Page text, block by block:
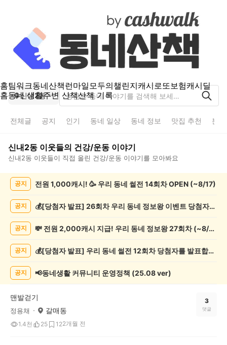
홈팀워크동네산책런마일모두의챌린지캐시로또보험캐시딜
홈동네 생활주변 산책산책 기록
신내2동
전체글 공지 인기 동네 일상 동네 정보 맛집 추천 분
신내2동 이웃들의 건강/운동 이야기
신내2동 이웃들이 직접 올린 건강/운동 이야기를 모아봐요
강/
목
공지 전원 1,000캐시! 🥳 우리 동네 썰전 14회차 OPEN (~8/17)
공지 💰[당첨자 발표] 26회차 우리 동네 정보왕 이벤트 당첨자를 발표합니다!
공지 💸 전원 2,000캐시 지급! 우리 동네 정보왕 27회차 (~8/10)
공지 💰[당첨자 발표] 우리 동네 썰전 12회차 당첨자를 발표합니다!
공지 📢동네생활 커뮤니티 운영정책 (25.08 ver)
맨발걷기
정용채 갈매동
1.4천 25 122개월 전
3
댓글